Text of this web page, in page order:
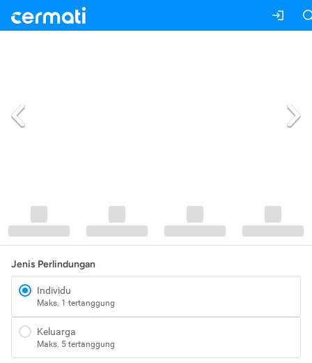
Jenis Perlindungan
Individu
Maks. 1 tertanggung
Keluarga
Maks. 5 tertanggung